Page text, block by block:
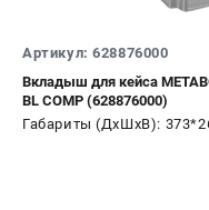
Артикул: 628876000
Вкладыш для кейса
BL COMP (628876000)
Габариты (ДхШхВ):